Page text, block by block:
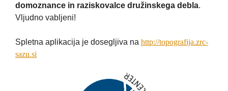
domoznance in raziskovalce družinskega debla.
Vljudno vabljeni!
Spletna aplikacija je dosegljiva na http://topografija.zrc-
sazu.si